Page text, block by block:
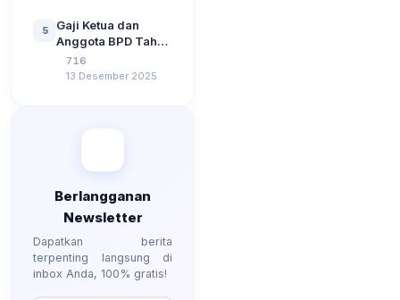
Berdasarkan UU No
3 Tahun 2024
5
Gaji Ketua dan
Anggota BPD Tahun
2026, Berapa
Besarannya? Ada
716
13 Desember 2025
Berlangganan
Newsletter
Dapatkan berita
terpenting langsung di
inbox Anda, 100% gratis!